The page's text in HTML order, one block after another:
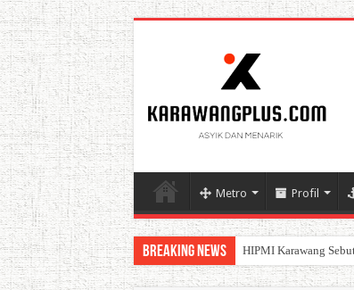
Metro Profil
Breaking News HIPMI Karawang
BPK Ganjar WTP ke